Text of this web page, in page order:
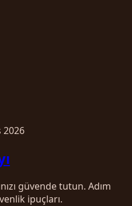
2026
güvende tutun. Adım
ipuçları.